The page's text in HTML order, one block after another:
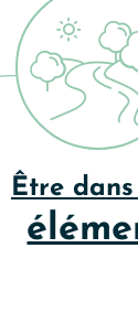
Être dans